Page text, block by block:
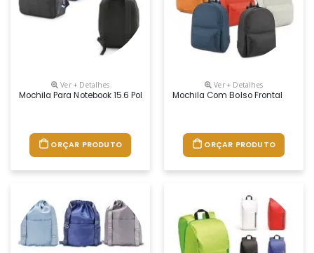
Ver + Detalhes
Mochila Para Notebook 15.6 Polegadas
ORÇAR PRODUTO
Ver + Detalhes
Mochila Com Bolso Frontal
ORÇAR PRODUTO